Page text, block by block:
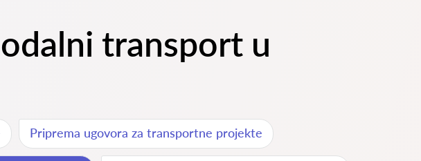
transport u
Priprema ugovora za transportne projekte